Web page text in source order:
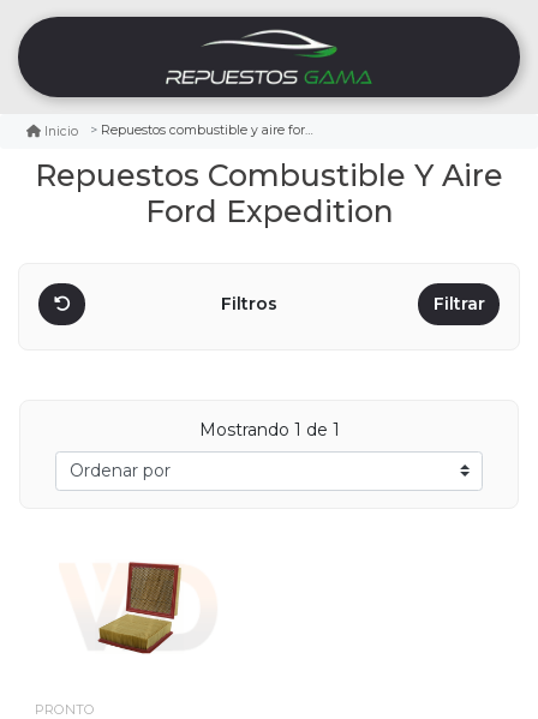
Inicio Repuestos combustible y aire ford expedition
Repuestos Combustible Y Aire
Ford Expedition
Filtros Filtrar
Mostrando 1 de 1
PRONTO